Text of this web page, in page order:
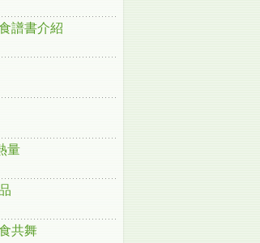
譜書介紹
量
共舞